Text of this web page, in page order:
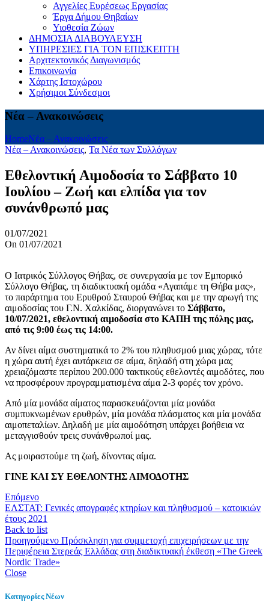
Αγγελίες Ευρέσεως Εργασίας
Έργα Δήμου Θηβαίων
Υιοθεσία Ζώων
ΔΗΜΟΣΙΑ ΔΙΑΒΟΥΛΕΥΣΗ
ΥΠΗΡΕΣΙΕΣ ΓΙΑ ΤΟΝ ΕΠΙΣΚΕΠΤΗ
Αρχιτεκτονικός Διαγωνισμός
Επικοινωνία
Χάρτης Ιστοχώρου
Χρήσιμοι Σύνδεσμοι
Νέα – Ανακοινώσεις
HomeΝέα – Ανακοινώσεις
Νέα – Ανακοινώσεις, Τα Νέα των Συλλόγων
Εθελοντική Αιμοδοσία το Σάββατο 10
Ιουλίου – Ζωή και ελπίδα για τον
συνάνθρωπό μας
01/07/2021
On 01/07/2021
Ο Ιατρικός Σύλλογος Θήβας, σε συνεργασία με τον Εμπορικό
Σύλλογο Θήβας, τη διαδικτυακή ομάδα «Αγαπάμε τη Θήβα μας»,
το παράρτημα του Ερυθρού Σταυρού Θήβας και με την αρωγή της
αιμοδοσίας του Γ.Ν. Χαλκίδας, διοργανώνει το Σάββατο,
10/07/2021, εθελοντική αιμοδοσία στο ΚΑΠΗ της πόλης μας,
από τις 9:00 έως τις 14:00.
Αν δίνει αίμα συστηματικά το 2% του πληθυσμού μιας χώρας, τότε
η χώρα αυτή έχει αυτάρκεια σε αίμα, δηλαδή στη χώρα μας
χρειαζόμαστε περίπου 200.000 τακτικούς εθελοντές αιμοδότες, που
να προσφέρουν προγραμματισμένα αίμα 2-3 φορές τον χρόνο.
Από μία μονάδα αίματος παρασκευάζονται μία μονάδα
συμπυκνωμένων ερυθρών, μία μονάδα πλάσματος και μία μονάδα
αιμοπεταλίων. Δηλαδή με μία αιμοδότηση υπάρχει βοήθεια να
μεταγγισθούν τρεις συνάνθρωποί μας.
Ας μοιραστούμε τη ζωή, δίνοντας αίμα.
ΓΙΝΕ ΚΑΙ ΣΥ ΕΘΕΛΟΝΤΗΣ ΑΙΜΟΔΟΤΗΣ
Επόμενο
ΕΛΣΤΑΤ: Γενικές απογραφές κτηρίων και πληθυσμού – κατοικιών
έτους 2021
Back to list
Προηγούμενο Πρόσκληση για συμμετοχή επιχειρήσεων με την
Περιφέρεια Στερεάς Ελλάδας στη διαδικτυακή έκθεση «Τhe Greek
Nordic Trade»
Close
Κατηγορίες Νέων